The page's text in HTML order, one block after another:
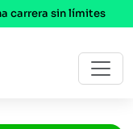
carrera sin límites